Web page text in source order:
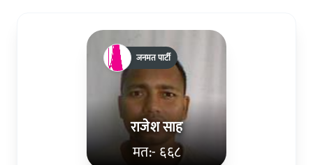
राजेश साह
मत:- ६६८
जनमत पार्टी